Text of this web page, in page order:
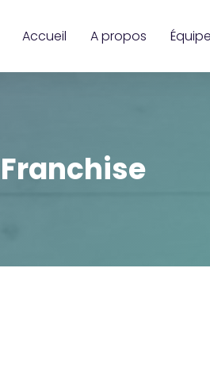
Accueil A propos Équipe
Franchise